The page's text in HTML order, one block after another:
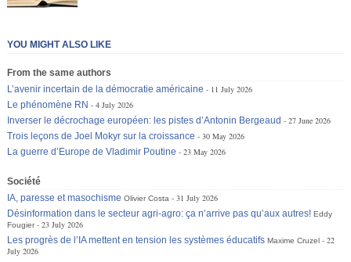
YOU MIGHT ALSO LIKE
From the same authors
L’avenir incertain de la démocratie américaine
11 July 2026
Le phénomène RN
4 July 2026
Inverser le décrochage européen: les pistes d’Antonin Bergeaud
27 June 2026
Trois leçons de Joel Mokyr sur la croissance
30 May 2026
La guerre d’Europe de Vladimir Poutine
23 May 2026
Société
IA, paresse et masochisme Olivier Costa
31 July 2026
Désinformation dans le secteur agri-agro: ça n’arrive pas qu’aux autres! Eddy
Fougier
23 July 2026
Les progrès de l’IA mettent en tension les systèmes éducatifs Maxime Cruzel
22
July 2026